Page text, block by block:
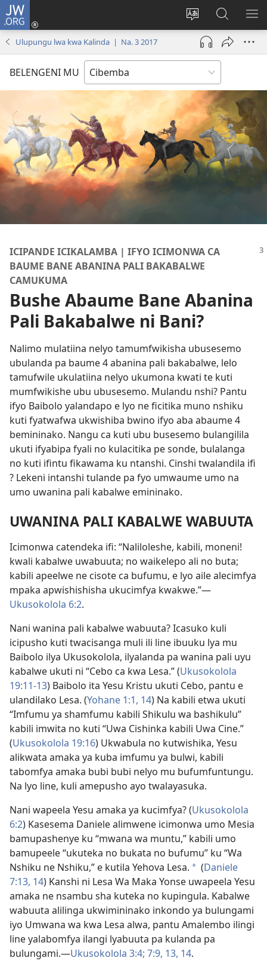
JW.ORG
Bikenipo
ululimi
lumbi
Isuleni
(yalaisula Fwayeni
pa
JW.ORG
Ulupungu lwa kwa Kalinda | Na. 3 2017
BELENGENI MU
ICIPANDE ICIKALAMBA | IFYO ICIMONWA CA
BAUME BANE ABANINA PALI BAKABALWE
CAMUKUMA
Bushe Abaume Bane Abanina
Pali Bakabalwe ni Bani?
Nalimo mulatiina nelyo tamumfwikisha ubusesemo
ubulanda pa baume 4 abanina pali bakabalwe, lelo
tamufwile ukulatiina nelyo ukumona kwati te kuti
mumfwikishe ubu ubusesemo. Mulandu nshi? Pantu
ifyo Baibolo yalandapo e lyo ne ficitika muno nshiku
kuti fyatwafwa ukwishiba bwino ifyo aba abaume 4
bemininako. Nangu ca kuti ubu busesemo bulangilila
ukuti ifyabipa fyali no kulacitika pe sonde, bulalanga
no kuti ifintu fikawama ku ntanshi. Cinshi twalandila ifi
? Lekeni intanshi tulande pa fyo umwaume umo na
umo uwanina pali kabalwe emininako.
UWANINA PALI KABALWE WABUUTA
Icimonwa catendeka ifi: “Naliloleshe, kabili, moneni!
kwali kabalwe uwabuuta; no waikelepo ali no buta;
kabili apeelwe ne cisote ca bufumu, e lyo aile alecimfya
mpaka apwishishisha ukucimfya kwakwe.”—
Ukusokolola 6:2.
Nani wanina pali kabalwe wabuuta? Icasuko kuli
icipusho kuti twacisanga muli ili line ibuuku lya mu
Baibolo ilya Ukusokolola, ilyalanda pa wanina pali uyu
kabalwe ukuti ni “Cebo ca kwa Lesa.” (Ukusokolola
19:11-13) Baibolo ita Yesu Kristu ukuti Cebo, pantu e
ulandilako Lesa. (Yohane 1:1, 14) Na kabili etwa ukuti
“Imfumu ya shamfumu kabili Shikulu wa bashikulu”
kabili imwita no kuti “Uwa Cishinka kabili Uwa Cine.”
(Ukusokolola 19:16) Ukwabula no kutwishika, Yesu
alikwata amaka ya kuba imfumu ya bulwi, kabili
tabomfya amaka bubi bubi nelyo mu bufumfuntungu.
Na lyo line, kuli amepusho ayo twalayasuka.
Nani wapeela Yesu amaka ya kucimfya? (Ukusokolola
6:2) Kasesema Daniele alimwene icimonwa umo Mesia
bamupashenye ku “mwana wa muntu,” kabili umo
bamupeele “ukuteka no bukata no bufumu” ku “Wa
Nshiku ne Nshiku,” e kutila Yehova Lesa. * (Daniele
7:13, 14) Kanshi ni Lesa Wa Maka Yonse uwapeela Yesu
amaka ne nsambu sha kuteka no kupingula. Kabalwe
wabuuta alilinga ukwimininako inkondo ya bulungami
iyo Umwana wa kwa Lesa alwa, pantu Amalembo ilingi
line yalabomfya ilangi lyabuuta pa kulanda pa
bulungami.—Ukusokolola 3:4; 7:9, 13, 14.